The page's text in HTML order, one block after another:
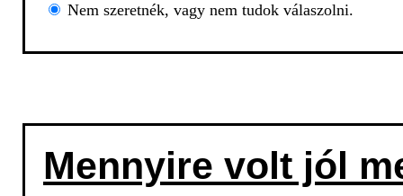
Nem szeretnék, vagy nem tudok válaszolni.
Mennyire volt jól